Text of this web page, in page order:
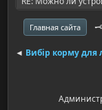
Главная сайта
◄ Вибір корму для